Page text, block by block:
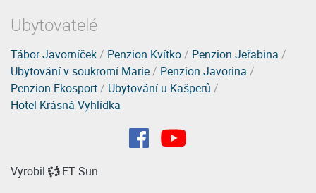
Ubytovatelé
Tábor Javorníček/ Penzion Kvítko/ Penzion Jeřabina /
Ubytování v soukromí Marie/ Penzion Javorina /
Penzion Ekosport/ Ubytování u Kašperů /
Hotel Krásná Vyhlídka
Vyrobil FT Sun